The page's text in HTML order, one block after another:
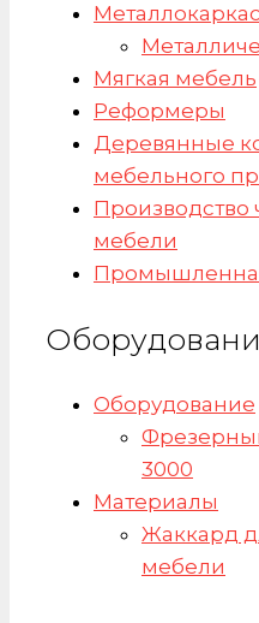
Мягкая мебель
Реформеры
Деревянные
мебельного
Производство
мебели
Оборудование
3000
Материалы
Жаккард
мебели